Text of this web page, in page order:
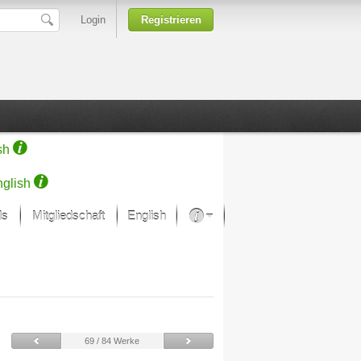
Login Registrieren
Mitgliedschaft English
Kunsthäuser
69 / 84 Werke